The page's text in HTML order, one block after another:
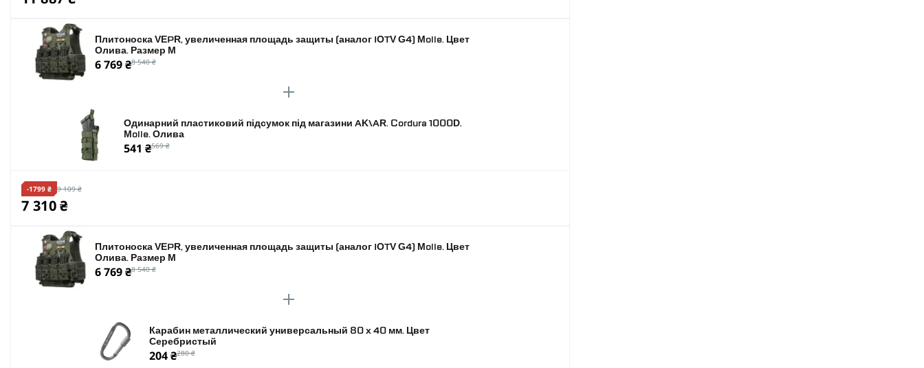
Плитоноска VEPR, увеличенная площадь защиты (аналог IOTV G4) Molle. Цвет
Олива. Размер M
6 769 ₴8 540 ₴
Одинарний пластиковий підсумок під магазини AK\AR. Cordura 1000D.
Molle. Олива
541 ₴569 ₴
-1799 ₴ 9 109 ₴
7 310 ₴
Плитоноска VEPR, увеличенная площадь защиты (аналог IOTV G4) Molle. Цвет
Олива. Размер M
6 769 ₴8 540 ₴
Карабин металлический универсальный 80 х 40 мм. Цвет
Серебристый
204 ₴280 ₴